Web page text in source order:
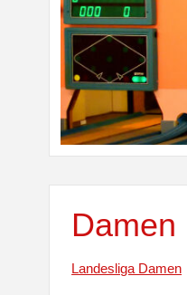
Damen
Landesliga Damen